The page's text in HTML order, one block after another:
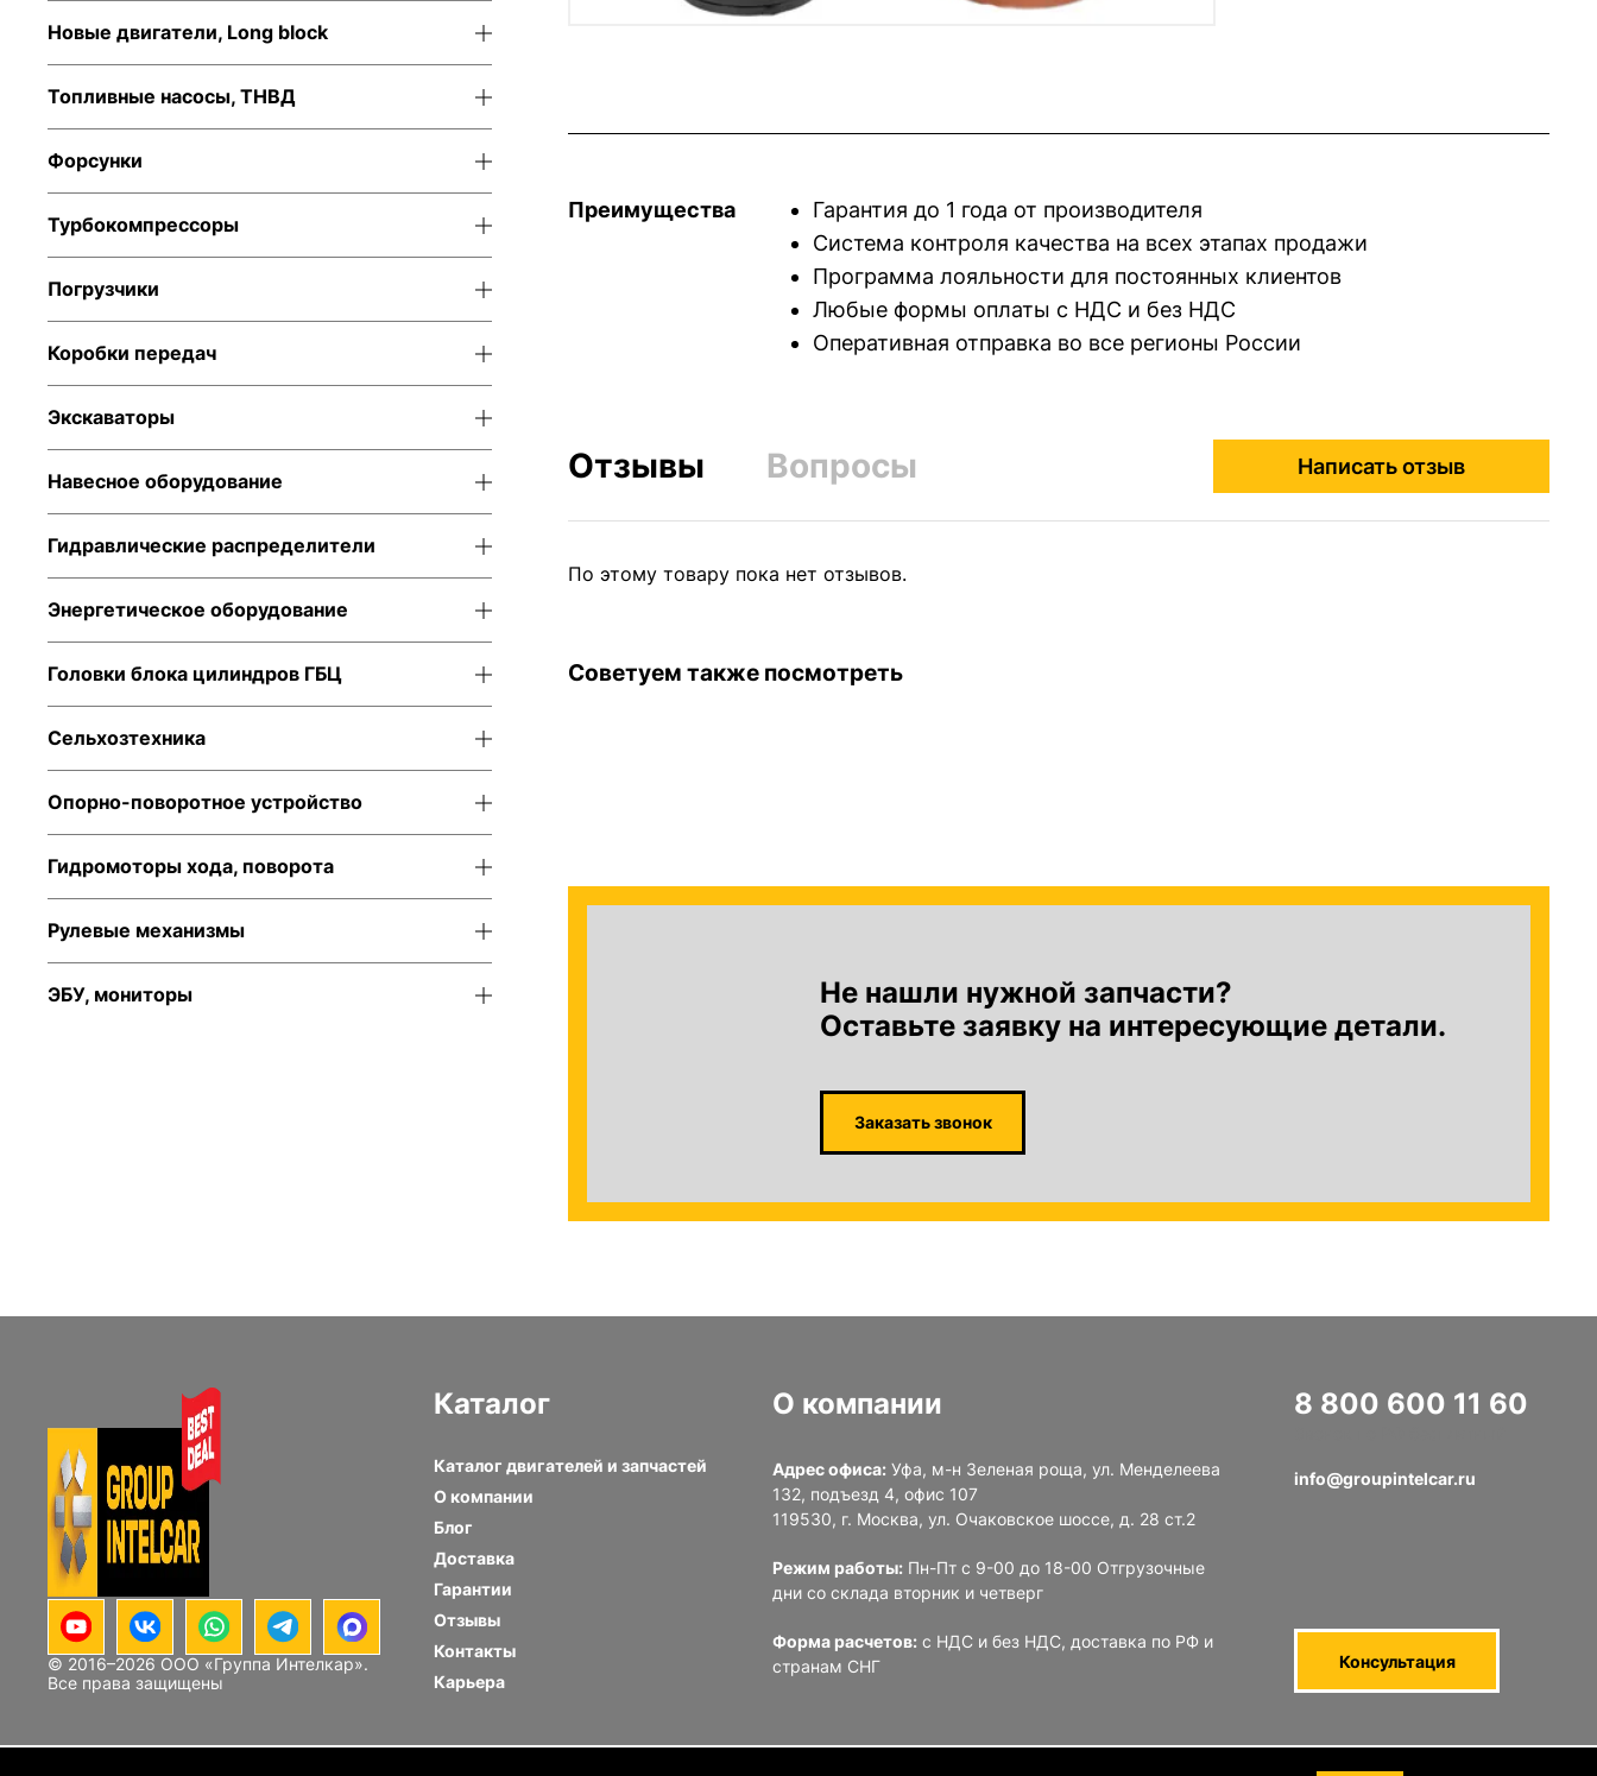
Новые двигатели, Long block
Топливные насосы, ТНВД
Форсунки
Турбокомпрессоры
Погрузчики
Коробки передач
Экскаваторы
Навесное оборудование
Гидравлические распределители
Энергетическое оборудование
Головки блока цилиндров ГБЦ
Сельхозтехника
Опорно-поворотное устройство
Гидромоторы хода, поворота
Рулевые механизмы
ЭБУ, мониторы
Преимущества
Гарантия до 1 года от производителя
Система контроля качества на всех этапах продажи
Программа лояльности для постоянных клиентов
Любые формы оплаты с НДС и без НДС
Оперативная отправка во все регионы России
Отзывы Вопросы Написать отзыв
По этому товару пока нет отзывов.
Советуем также посмотреть
Не нашли нужной запчасти?
Оставьте заявку на интересующие детали.
Заказать звонок
© 2016–2026 ООО «Группа Интелкар».
Все права защищены
Каталог
Каталог двигателей и запчастей
О компании
Блог
Доставка
Гарантии
Отзывы
Контакты
Карьера
О компании
Адрес офиса: Уфа, м-н Зеленая роща, ул. Менделеева
132, подъезд 4, офис 107
119530, г. Москва, ул. Очаковское шоссе, д. 28 ст.2
Режим работы: Пн-Пт с 9-00 до 18-00 Отгрузочные
дни со склада вторник и четверг
Форма расчетов: с НДС и без НДС, доставка по РФ и
странам СНГ
8 800 600 11 60
info@groupintelcar.ru
Консультация